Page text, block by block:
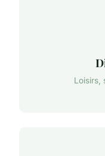
Loisirs,